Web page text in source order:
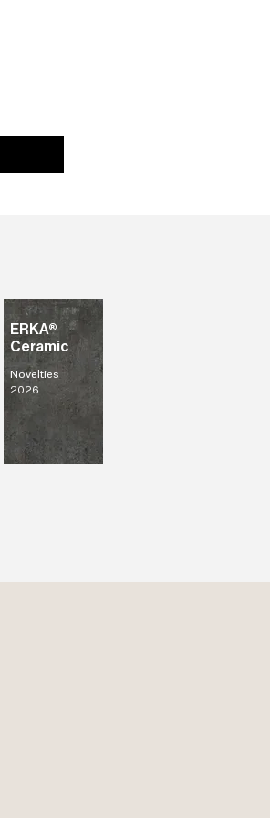
ERKA®
Ceramic
Novelties
2026